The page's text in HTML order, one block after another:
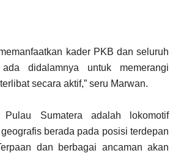
kader PKB dan seluruh
didalamnya untuk memerangi
secara aktif,” seru Marwan.
Pulau Sumatera adalah lokomotif
berada pada posisi terdepan
dan berbagai ancaman akan